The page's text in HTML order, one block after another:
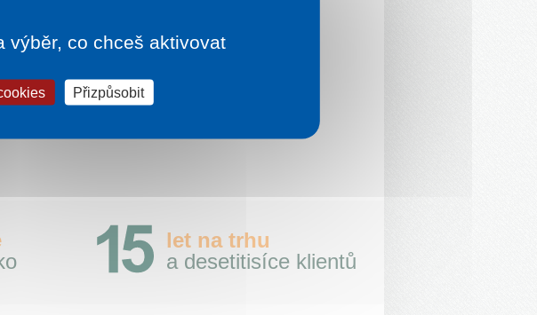
let na trhu
a desetitisíce klientů
výběr, co chceš aktivovat
Přizpůsobit